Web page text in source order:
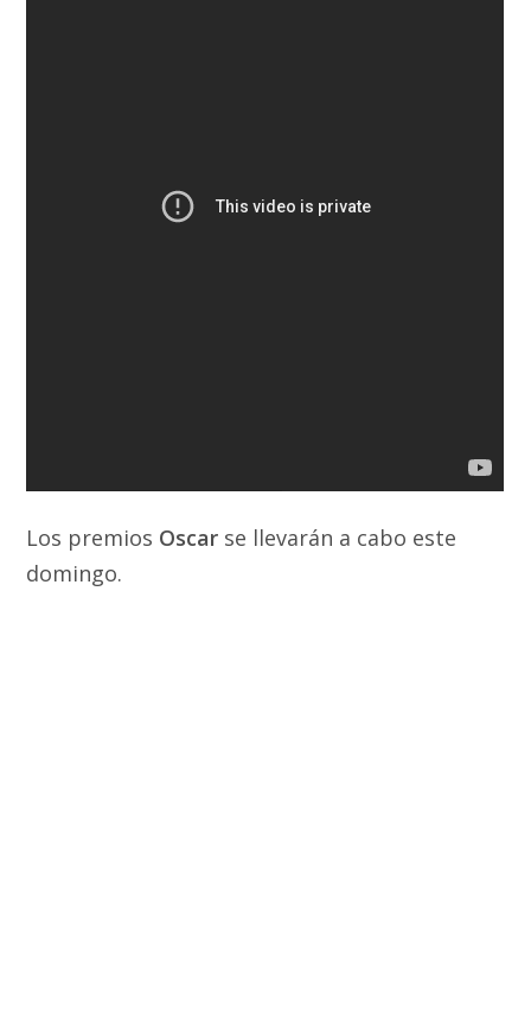
Los premios Oscar se llevarán a cabo este
domingo.